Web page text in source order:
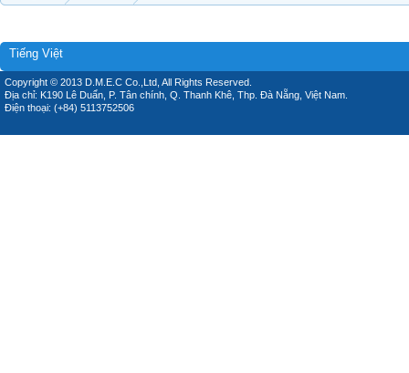
Tiếng Việt
Copyright © 2013 D.M.E.C Co.,Ltd, All Rights Reserved.
Địa chỉ: K190 Lê Duẩn, P. Tân chính, Q. Thanh Khê, Thp. Đà Nẵng, Việt Nam.
Điện thoại: (+84) 5113752506